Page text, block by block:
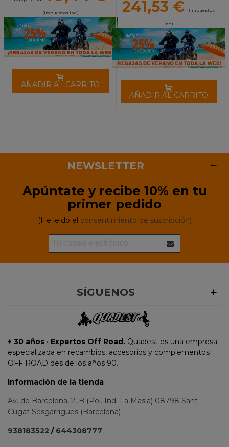
(impuestos inc.)
AÑADIR AL CARRITO
241,53 € (impuestos
inc.)
AÑADIR AL CARRITO
NEWSLETTER
Apúntate y recibe 10% en tu
primer pedido
(He leido el consentimiento de suscripción)
SÍGUENOS
+ 30 años · Expertos Off Road. Quadest es una empresa
especializada en recambios, accesorios y complementos
OFF ROAD des de los años 90.
Información de la tienda
Av. de Barcelona, 2, B (Pol. Ind. La Masia) 08798 Sant
Cugat Sesgarrigues (Barcelona)
938183522 / 644308777